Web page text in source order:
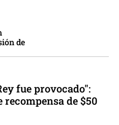
de
fue provocado":
recompensa de $50